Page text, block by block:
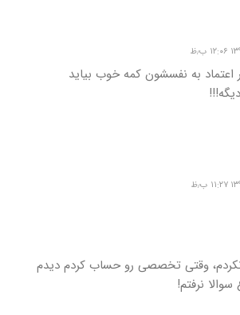
اعتماد به نفسشون کمه خوب بیاید
وقتی تخصصی رو حساب کردم دیدم
نرفتم!